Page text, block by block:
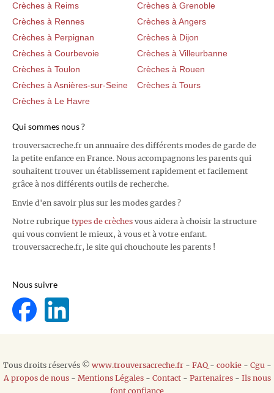
Crèches à Reims
Crèches à Grenoble
Crèches à Rennes
Crèches à Angers
Crèches à Perpignan
Crèches à Dijon
Crèches à Courbevoie
Crèches à Villeurbanne
Crèches à Toulon
Crèches à Rouen
Crèches à Asnières-sur-Seine
Crèches à Tours
Crèches à Le Havre
Qui sommes nous ?
trouversacreche.fr un annuaire des différents modes de garde de
la petite enfance en France. Nous accompagnons les parents qui
souhaitent trouver un établissement rapidement et facilement
grâce à nos différents outils de recherche.
Envie d'en savoir plus sur les modes gardes ?
Notre rubrique types de crèches vous aidera à choisir la structure
qui vous convient le mieux, à vous et à votre enfant.
trouversacreche.fr, le site qui chouchoute les parents !
Nous suivre
Tous droits réservés © www.trouversacreche.fr- FAQ- cookie- Cgu -
A propos de nous- Mentions Légales- Contact- Partenaires- Ils nous
font confiance